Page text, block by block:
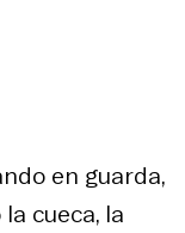
en guarda,
cueca, la